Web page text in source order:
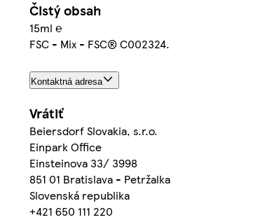
Čistý obsah
15ml ℮
FSC - Mix - FSC® C002324.
Kontaktná adresa
Vrátiť
Beiersdorf Slovakia, s.r.o.
Einpark Office
Einsteinova 33/ 3998
851 01 Bratislava - Petržalka
Slovenská republika
+421 650 111 220